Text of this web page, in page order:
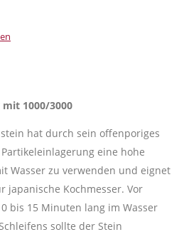
1000/3000
hat durch sein offenporiges
eine hohe
Wasser zu verwenden und eignet
Kochmesser. Vor
bis 15 Minuten lang im Wasser
sollte der Stein